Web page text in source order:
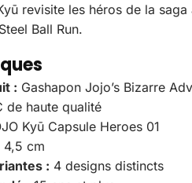
revisite les héros de la
Ball Run.
: Gashapon Jojo’s Bizarre
de haute qualité
Kyū Capsule Heroes 01
4,5 cm
: 4 designs distincts